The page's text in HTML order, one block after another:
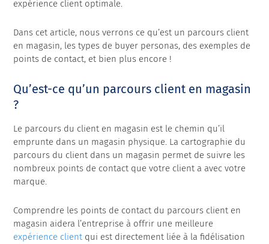
expérience client optimale.
Dans cet article, nous verrons ce qu’est un parcours client
en magasin, les types de buyer personas, des exemples de
points de contact, et bien plus encore !
Qu’est-ce qu’un parcours client en magasin
?
Le parcours du client en magasin est le chemin qu’il
emprunte dans un magasin physique. La cartographie du
parcours du client dans un magasin permet de suivre les
nombreux points de contact que votre client a avec votre
marque.
Comprendre les points de contact du parcours client en
magasin aidera l’entreprise à offrir une meilleure
expérience client qui est directement liée à la fidélisation